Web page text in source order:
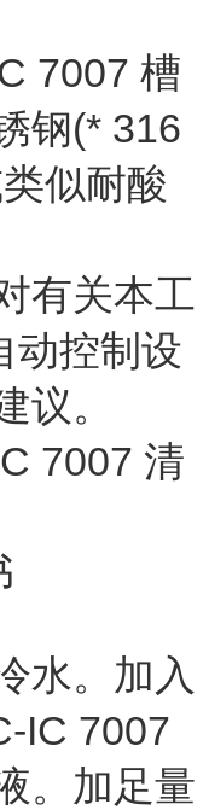
7007 槽
钢(* 316
似耐酸
有关本工
动控制设
议。
7007 清
水。加入
IC 7007
。加足量